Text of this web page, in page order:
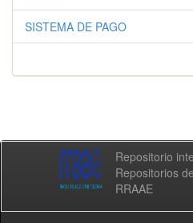
SISTEMA DE PAGO
Repositorio
Repositorios
RRAAE